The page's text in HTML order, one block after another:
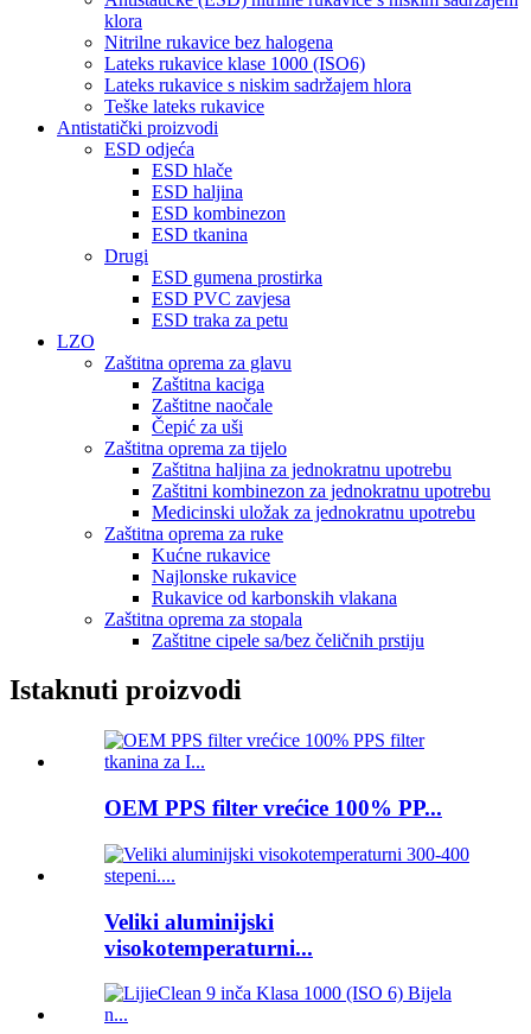
klora
Nitrilne rukavice bez halogena
Lateks rukavice klase 1000 (ISO6)
Lateks rukavice s niskim sadržajem hlora
Teške lateks rukavice
Antistatički proizvodi
ESD odjeća
ESD hlače
ESD haljina
ESD kombinezon
ESD tkanina
Drugi
ESD gumena prostirka
ESD PVC zavjesa
ESD traka za petu
LZO
Zaštitna oprema za glavu
Zaštitna kaciga
Zaštitne naočale
Čepić za uši
Zaštitna oprema za tijelo
Zaštitna haljina za jednokratnu upotrebu
Zaštitni kombinezon za jednokratnu upotrebu
Medicinski uložak za jednokratnu upotrebu
Zaštitna oprema za ruke
Kućne rukavice
Najlonske rukavice
Rukavice od karbonskih vlakana
Zaštitna oprema za stopala
Zaštitne cipele sa/bez čeličnih prstiju
Istaknuti proizvodi
OEM PPS filter vrećice 100% PP...
Veliki aluminijski
visokotemperaturni...